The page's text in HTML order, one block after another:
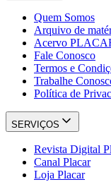
Quem Somos
Arquivo de
Acervo
Fale Conosco
Termos e
Trabalhe
Política de
SERVIÇOS
Revista Digital
Canal Placar
Loja Placar